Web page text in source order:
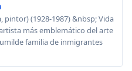
pintor) (1928-1987) &nbsp; Vida
más emblemático del arte
familia de inmigrantes